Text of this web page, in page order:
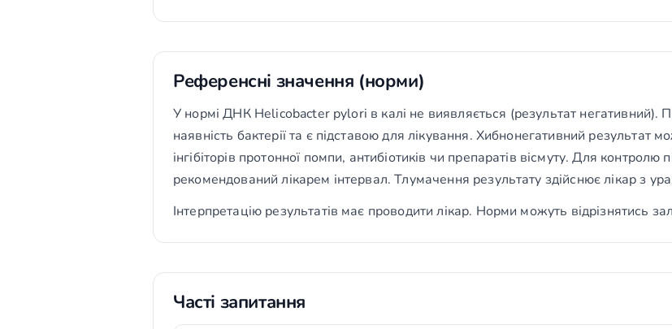
Референсні значення (норми)
У нормі ДНК Helicobacter pylori в калі не виявляється (результат негативний).
наявність бактерії та є підставою для лікування. Хибнонегативний результат
інгібіторів протонної помпи, антибіотиків чи препаратів вісмуту. Для контролю
рекомендований лікарем інтервал. Тлумачення результату здійснює лікар з
Інтерпретацію результатів має проводити лікар. Норми можуть відрізнятись
Часті запитання